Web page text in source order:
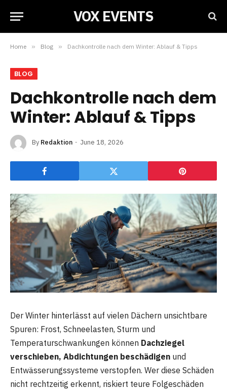
VOX EVENTS
Home » Blog » Dachkontrolle nach dem Winter: Ablauf & Tipps
BLOG
Dachkontrolle nach dem
Winter: Ablauf & Tipps
By Redaktion June 18, 2026
Der Winter hinterlässt auf vielen Dächern unsichtbare
Spuren: Frost, Schneelasten, Sturm und
Temperaturschwankungen können Dachziegel
verschieben, Abdichtungen beschädigen und
Entwässerungssysteme verstopfen. Wer diese Schäden
nicht rechtzeitig erkennt, riskiert teure Folgeschäden